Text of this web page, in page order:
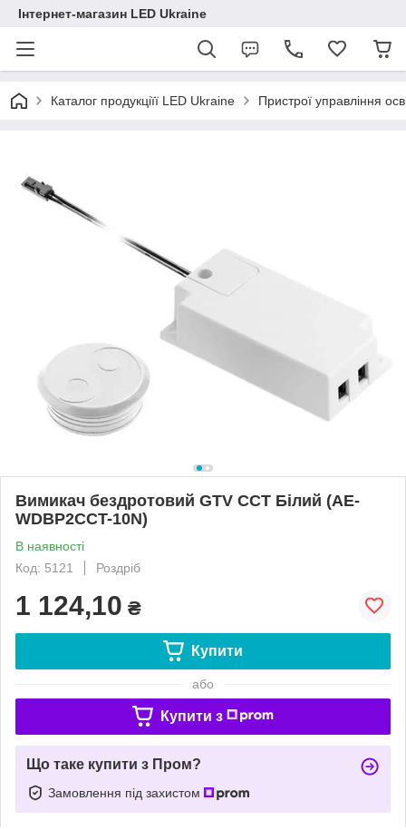
Інтернет-магазин LED Ukraine
Каталог продукціїї LED Ukraine Пристрої управління
Вимикач бездротовий GTV CCT Білий (AE-
WDBP2CCT-10N)
В наявності
Код: 5121
Роздріб
1 124,10 ₴
Купити
або
Купити з
Що таке купити з Пром?
Замовлення під захистом